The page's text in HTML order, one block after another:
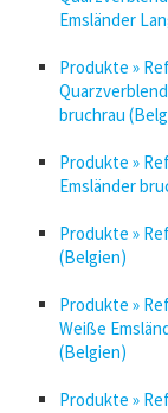
Emsländer
Produkte »
bruchrau
Produkte »
Emsländer
Produkte »
(Belgien)
Produkte »
Weiße
(Belgien)
Produkte »